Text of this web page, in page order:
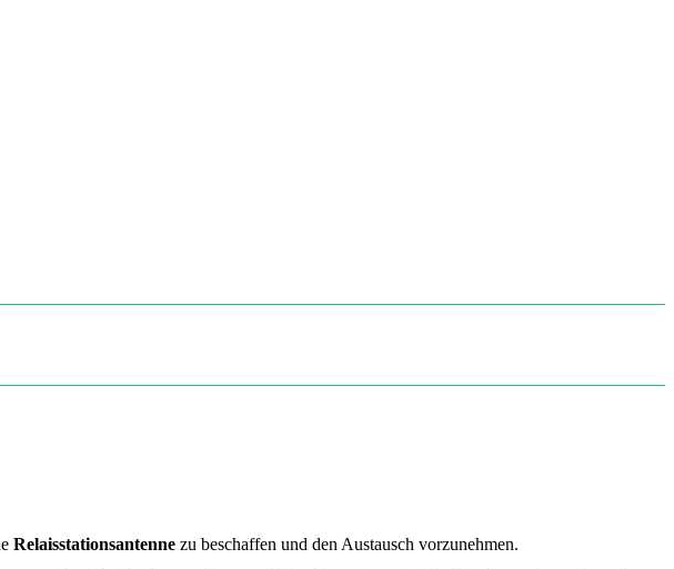
Relaisstationsantenne zu beschaffen und den Austausch vorzunehmen.